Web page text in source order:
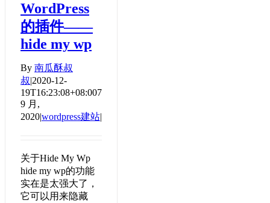
WordPress
的插件——
hide my wp
By 南瓜酥叔
叔|2020-12-
19T16:23:08+08:007
9 月,
2020|wordpress建站|
关于Hide My Wp
hide my wp的功能
实在是太强大了，
它可以用来隐藏